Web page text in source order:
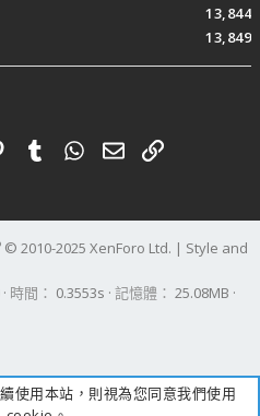
13,844
13,849
PinterestTumblrWhatsApp
電子郵件
連結
© 2010-2025 XenForo Ltd. | Style and
時間 0.3553s 記憶體 25.08MB
使用本站，則視為您同意我們使用